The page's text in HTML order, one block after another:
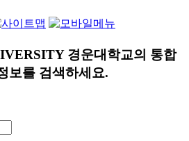
경운대학교의 통합
보를 검색하세요.